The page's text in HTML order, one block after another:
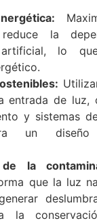
la
artificial, lo
entrada de luz,
y sistemas
un diseño
de la
que la luz
la